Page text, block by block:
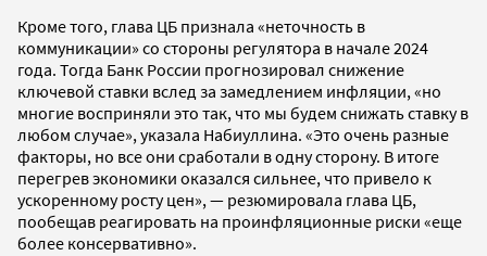
Кроме того, глава ЦБ признала «неточность в
коммуникации» со стороны регулятора в начале 2024
года. Тогда Банк России прогнозировал снижение
ключевой ставки вслед за замедлением инфляции, «но
многие восприняли это так, что мы будем снижать ставку в
любом случае», указала Набиуллина. «Это очень разные
факторы, но все они сработали в одну сторону. В итоге
перегрев экономики оказался сильнее, что привело к
ускоренному росту цен», — резюмировала глава ЦБ,
пообещав реагировать на проинфляционные риски «еще
более консервативно».